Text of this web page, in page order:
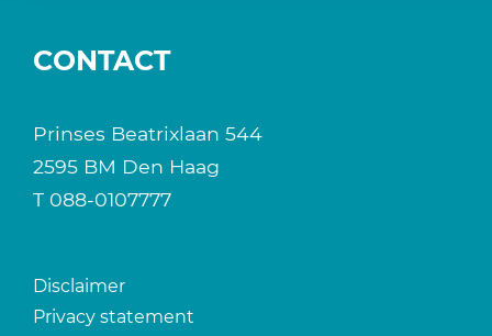
CONTACT
Prinses Beatrixlaan 544
2595 BM Den Haag
T 088-0107777
Disclaimer
Privacy statement